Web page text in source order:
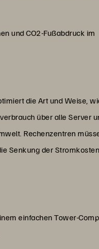
und CO2-Fußabdruck im
die Art und Weise,
über alle Server
Rechenzentren
Senkung der
einfachen Tower-